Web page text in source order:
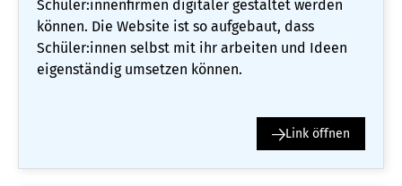
Schüler:innenfirmen digitaler gestaltet werden
können. Die Website ist so aufgebaut, dass
Schüler:innen selbst mit ihr arbeiten und Ideen
eigenständig umsetzen können.
Link öffnen